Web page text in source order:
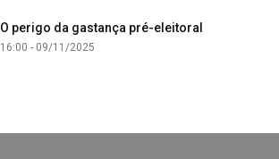
O perigo da gastança pré-eleitoral
16:00 - 09/11/2025